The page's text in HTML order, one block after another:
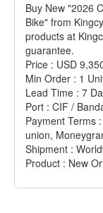
Buy New "2026
Bike" from
products at
guarantee.
Price : USD
Min Order : 1
Lead Time : 7
Port : CIF /
Payment Terms
union,
Shipment :
Product : New